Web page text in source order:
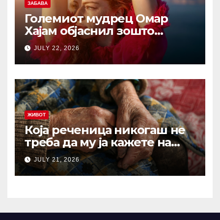
ЗАБАВА
Големиот мудрец Омар
Хајам објаснил зошто
никогаш не треба да се
жалиме на животот: И по
1.000 години ова сè уште е
еден од најдобрите совети
JULY 22, 2026
ЖИВОТ
Која реченица никогаш не
треба да му ја кажете на
вашиот остарен родител?
Зборови што отвораат рани
кои никогаш не
JULY 21, 2026